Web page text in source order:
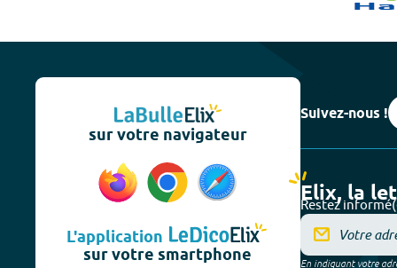
sur votre navigateur
L'application
sur votre smartphone
Suivez-nous !
Elix, la
Restez
En indiquant votre